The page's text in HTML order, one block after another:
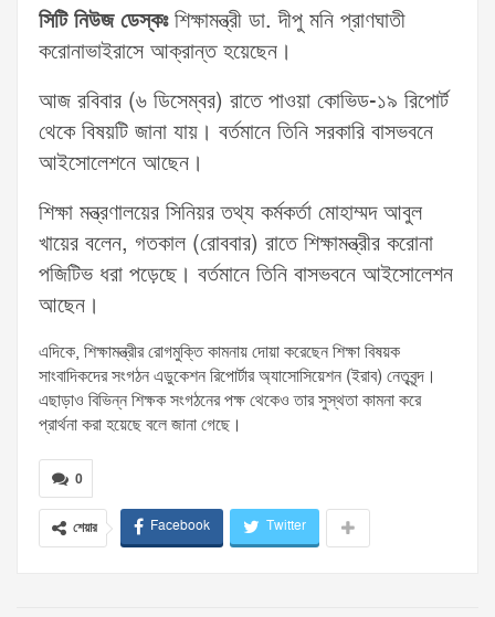
সিটি নিউজ ডেস্কঃশিক্ষামন্ত্রী ডা. দীপু মনি প্রাণঘাতী
করোনাভাইরাসে আক্রান্ত হয়েছেন।
আজ রবিবার (৬ ডিসেম্বর) রাতে পাওয়া কোভিড-১৯ রিপোর্ট
থেকে বিষয়টি জানা যায়। বর্তমানে তিনি সরকারি বাসভবনে
আইসোলেশনে আছেন।
শিক্ষা মন্ত্রণালয়ের সিনিয়র তথ্য কর্মকর্তা মোহাম্মদ আবুল
খায়ের বলেন, গতকাল (রোববার) রাতে শিক্ষামন্ত্রীর করোনা
পজিটিভ ধরা পড়েছে। বর্তমানে তিনি বাসভবনে আইসোলেশন
আছেন।
এদিকে, শিক্ষামন্ত্রীর রোগমুক্তি কামনায় দোয়া করেছেন শিক্ষা বিষয়ক
সাংবাদিকদের সংগঠন এডুকেশন রিপোর্টার অ্যাসোসিয়েশন (ইরাব) নেতৃবৃন্দ।
এছাড়াও বিভিন্ন শিক্ষক সংগঠনের পক্ষ থেকেও তার সুস্থতা কামনা করে
প্রার্থনা করা হয়েছে বলে জানা গেছে।
0
শেয়ার Facebook Twitter